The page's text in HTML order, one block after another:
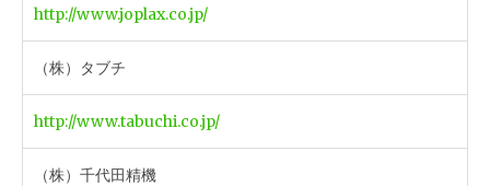
http://www.joplax.co.jp/
（株）タブチ
http://www.tabuchi.co.jp/
（株）千代田精機